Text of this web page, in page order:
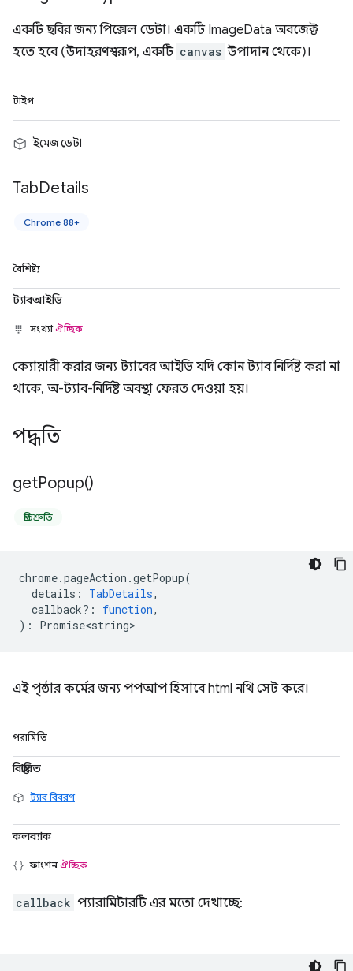
একটি ছবির জন্য পিক্সেল ডেটা। একটি ImageData অবজেক্ট
হতে হবে (উদাহরণস্বরূপ, একটি canvas উপাদান থেকে)।
টাইপ
ইমেজ ডেটা
TabDetails
Chrome 88+
বৈশিষ্ট্য
ট্যাবআইডি
সংখ্যাঐচ্ছিক
ক্যোয়ারী করার জন্য ট্যাবের আইডি যদি কোন ট্যাব নির্দিষ্ট করা না
থাকে, অ-ট্যাব-নির্দিষ্ট অবস্থা ফেরত দেওয়া হয়।
পদ্ধতি
getPopup()
প্রতিশ্রুতি
chrome.pageAction .getPopup(
details : TabDetails,
callback? : function,
) : Promise<string>
এই পৃষ্ঠার কর্মের জন্য পপআপ হিসাবে html নথি সেট করে।
পরামিতি
বিস্তারিত
ট্যাব বিবরণ
কলব্যাক
ফাংশনঐচ্ছিক
callback প্যারামিটারটি এর মতো দেখাচ্ছে: